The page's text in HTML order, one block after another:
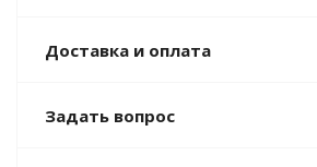
Доставка и оплата
Задать вопрос